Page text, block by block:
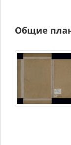
Общие